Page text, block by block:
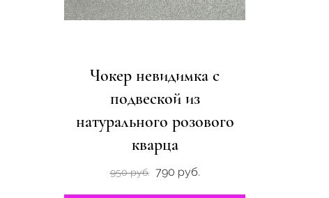
Чокер невидимка с
подвеской из
натурального розового
кварца
950 руб. 790 руб.